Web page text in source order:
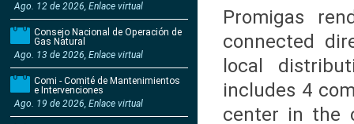
Ago. 12 de 2026, Enlace virtual
Consejo Nacional de Operación de
Gas Natural
Ago. 13 de 2026, Enlace virtual
Comi - Comité de Mantenimientos
e Intervenciones
Ago. 19 de 2026, Enlace virtual
Promigas
connected
local
includes 4
center in the